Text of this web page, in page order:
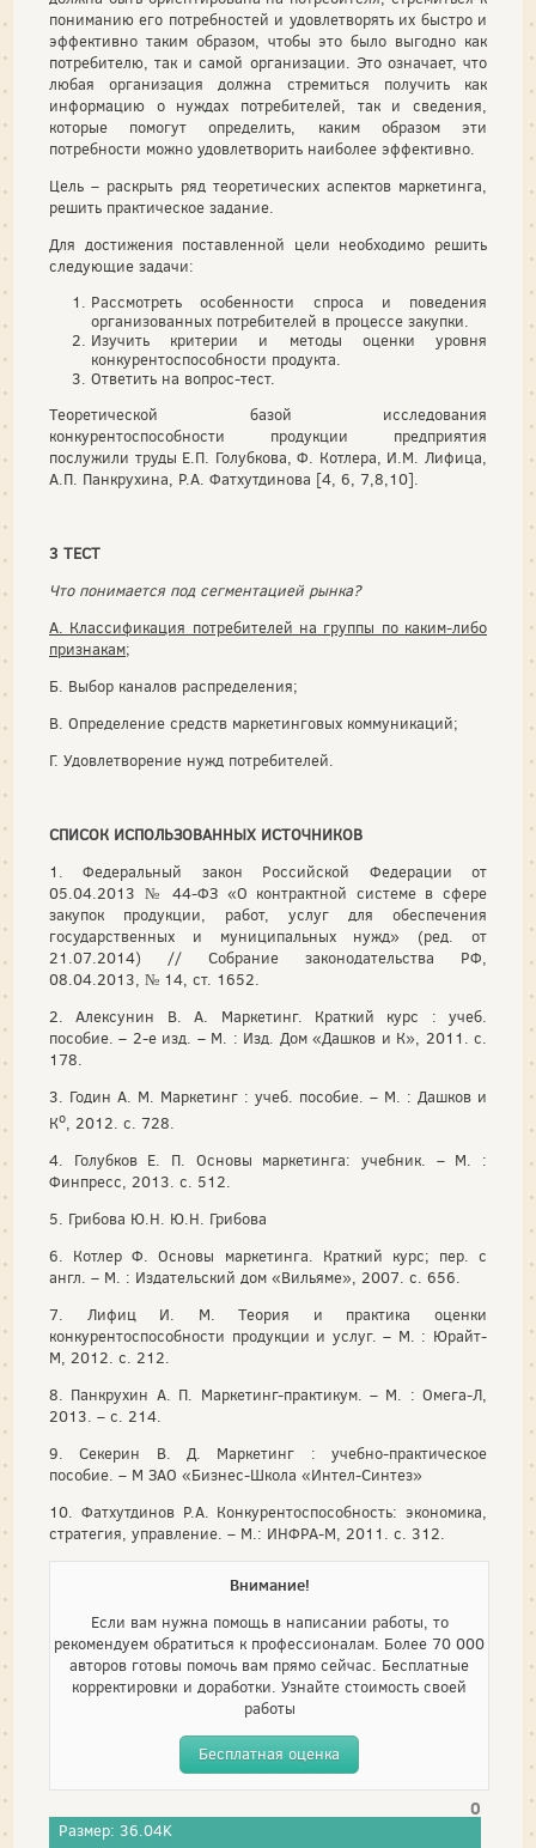
пониманию его потребностей и удовлетворять их быстро и
эффективно таким образом, чтобы это было выгодно как
потребителю, так и самой организации. Это означает, что
любая организация должна стремиться получить как
информацию о нуждах потребителей, так и сведения,
которые помогут определить, каким образом эти
потребности можно удовлетворить наиболее эффективно.
Цель – раскрыть ряд теоретических аспектов маркетинга,
решить практическое задание.
Для достижения поставленной цели необходимо решить
следующие задачи:
Рассмотреть особенности спроса и поведения
организованных потребителей в процессе закупки.
Изучить критерии и методы оценки уровня
конкурентоспособности продукта.
Ответить на вопрос-тест.
Теоретической базой исследования
конкурентоспособности продукции предприятия
послужили труды Е.П. Голубкова, Ф. Котлера, И.М. Лифица,
А.П. Панкрухина, Р.А. Фатхутдинова [4, 6, 7,8,10].
3 ТЕСТ
Что понимается под сегментацией рынка?
А. Классификация потребителей на группы по каким-либо
признакам;
Б. Выбор каналов распределения;
В. Определение средств маркетинговых коммуникаций;
Г. Удовлетворение нужд потребителей.
СПИСОК ИСПОЛЬЗОВАННЫХ ИСТОЧНИКОВ
1. Федеральный закон Российской Федерации от
05.04.2013 № 44-ФЗ «О контрактной системе в сфере
закупок продукции, работ, услуг для обеспечения
государственных и муниципальных нужд» (ред. от
21.07.2014) // Собрание законодательства РФ,
08.04.2013, № 14, ст. 1652.
2. Алексунин В. А. Маркетинг. Краткий курс : учеб.
пособие. – 2-е изд. – М. : Изд. Дом «Дашков и К», 2011. с.
178.
3. Годин А. М. Маркетинг : учеб. пособие. – М. : Дашков и
Ко, 2012. с. 728.
4. Голубков Е. П. Основы маркетинга: учебник. – М. :
Финпресс, 2013. с. 512.
5. Грибова Ю.Н. Ю.Н. Грибова
6. Котлер Ф. Основы маркетинга. Краткий курс; пер. с
англ. – М. : Издательский дом «Вильяме», 2007. с. 656.
7. Лифиц И. М. Теория и практика оценки
конкурентоспособности продукции и услуг. – М. : Юрайт-
М, 2012. с. 212.
8. Панкрухин А. П. Маркетинг-практикум. – М. : Омега-Л,
2013. – с. 214.
9. Секерин В. Д. Маркетинг : учебно-практическое
пособие. – М ЗАО «Бизнес-Школа «Интел-Синтез»
10. Фатхутдинов Р.А. Конкурентоспособность: экономика,
стратегия, управление. – М.: ИНФРА-М, 2011. с. 312.
Внимание!
Если вам нужна помощь в написании работы, то
рекомендуем обратиться к профессионалам. Более 70 000
авторов готовы помочь вам прямо сейчас. Бесплатные
корректировки и доработки. Узнайте стоимость своей
работы
Бесплатная оценка
0
Размер: 36.04K